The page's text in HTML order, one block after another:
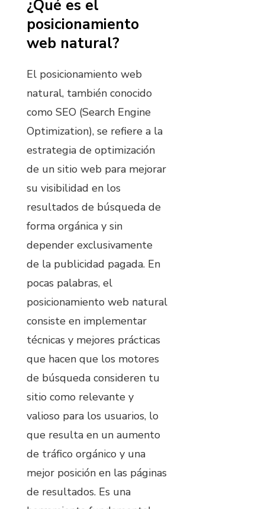
¿Qué es el
posicionamiento
web natural?
El posicionamiento web
natural, también conocido
como SEO (Search Engine
Optimization), se refiere a la
estrategia de optimización
de un sitio web para mejorar
su visibilidad en los
resultados de búsqueda de
forma orgánica y sin
depender exclusivamente
de la publicidad pagada. En
pocas palabras, el
posicionamiento web natural
consiste en implementar
técnicas y mejores prácticas
que hacen que los motores
de búsqueda consideren tu
sitio como relevante y
valioso para los usuarios, lo
que resulta en un aumento
de tráfico orgánico y una
mejor posición en las páginas
de resultados. Es una